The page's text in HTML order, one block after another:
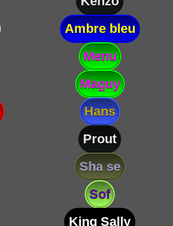
Ambre bleu
Menu
Maguy
Hans
Prout
Sha se
Sof
King Sally